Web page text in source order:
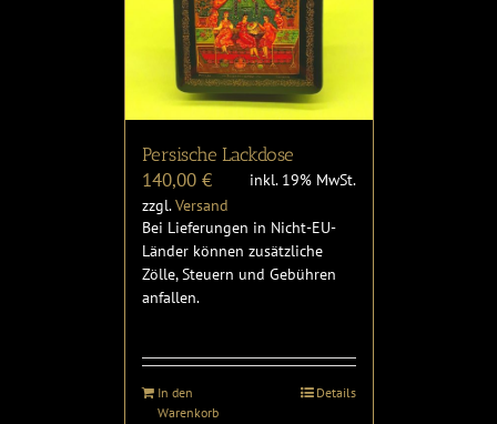
Persische Lackdose
140,00 €
inkl. 19% MwSt.
zzgl.Versand
Bei Lieferungen in Nicht-EU-
Länder können zusätzliche
Zölle, Steuern und Gebühren
anfallen.
In den
Warenkorb
Details